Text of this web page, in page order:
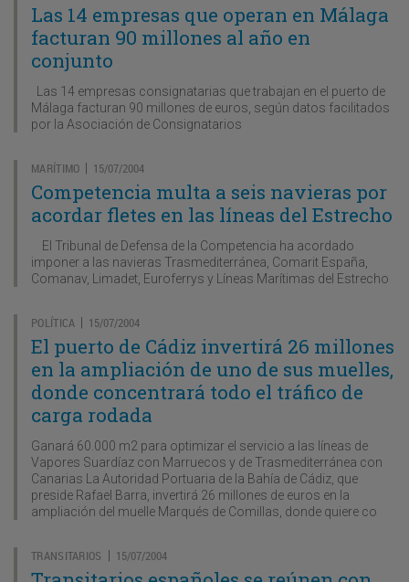
Las 14 empresas que operan en Málaga
facturan 90 millones al año en
conjunto
Las 14 empresas consignatarias que trabajan en el puerto de
Málaga facturan 90 millones de euros, según datos facilitados
por la Asociación de Consignatarios
MARÍTIMO | 15/07/2004
Competencia multa a seis navieras por
acordar fletes en las líneas del Estrecho
El Tribunal de Defensa de la Competencia ha acordado
imponer a las navieras Trasmediterránea, Comarit España,
Comanav, Limadet, Euroferrys y Líneas Marítimas del Estrecho
POLÍTICA | 15/07/2004
El puerto de Cádiz invertirá 26 millones
en la ampliación de uno de sus muelles,
donde concentrará todo el tráfico de
carga rodada
Ganará 60.000 m2 para optimizar el servicio a las líneas de
Vapores Suardíaz con Marruecos y de Trasmediterránea con
Canarias La Autoridad Portuaria de la Bahía de Cádiz, que
preside Rafael Barra, invertirá 26 millones de euros en la
ampliación del muelle Marqués de Comillas, donde quiere co
TRANSITARIOS | 15/07/2004